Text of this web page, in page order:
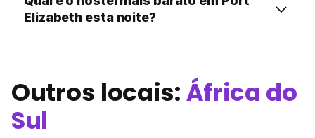
Elizabeth esta noite?
Outros locais:África do
Sul